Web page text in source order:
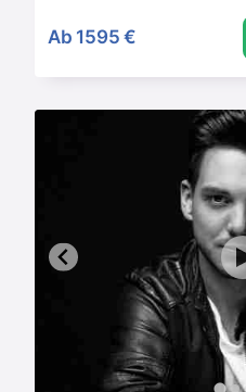
Ab 1595 €